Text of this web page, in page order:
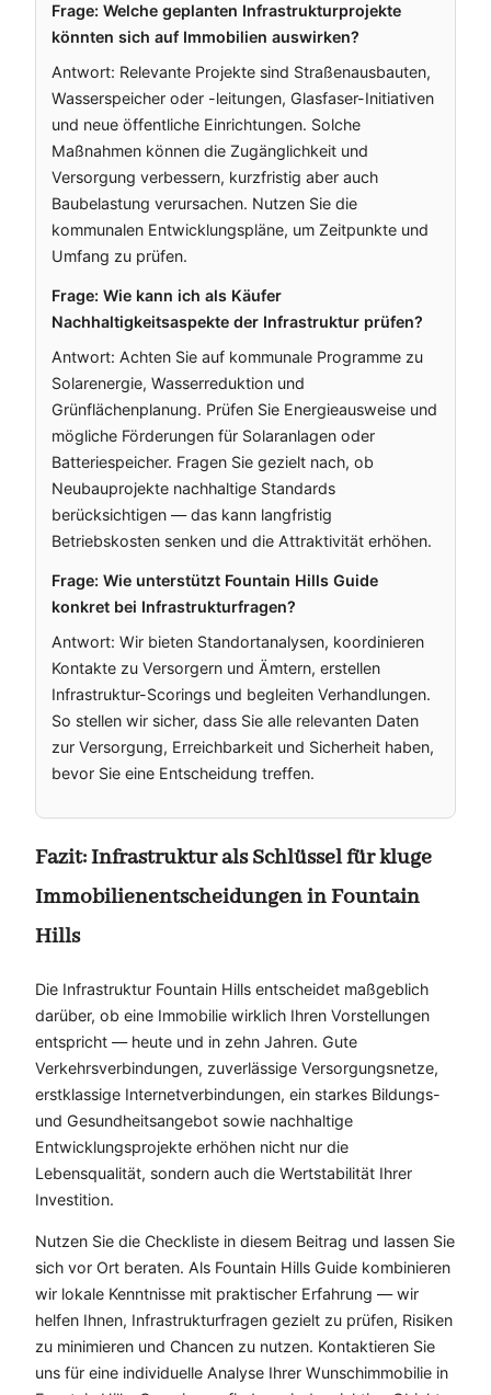
Frage: Welche geplanten Infrastrukturprojekte
könnten sich auf Immobilien auswirken?
Antwort: Relevante Projekte sind Straßenausbauten,
Wasserspeicher oder -leitungen, Glasfaser-Initiativen
und neue öffentliche Einrichtungen. Solche
Maßnahmen können die Zugänglichkeit und
Versorgung verbessern, kurzfristig aber auch
Baubelastung verursachen. Nutzen Sie die
kommunalen Entwicklungspläne, um Zeitpunkte und
Umfang zu prüfen.
Frage: Wie kann ich als Käufer
Nachhaltigkeitsaspekte der Infrastruktur prüfen?
Antwort: Achten Sie auf kommunale Programme zu
Solarenergie, Wasserreduktion und
Grünflächenplanung. Prüfen Sie Energieausweise und
mögliche Förderungen für Solaranlagen oder
Batteriespeicher. Fragen Sie gezielt nach, ob
Neubauprojekte nachhaltige Standards
berücksichtigen — das kann langfristig
Betriebskosten senken und die Attraktivität erhöhen.
Frage: Wie unterstützt Fountain Hills Guide
konkret bei Infrastrukturfragen?
Antwort: Wir bieten Standortanalysen, koordinieren
Kontakte zu Versorgern und Ämtern, erstellen
Infrastruktur-Scorings und begleiten Verhandlungen.
So stellen wir sicher, dass Sie alle relevanten Daten
zur Versorgung, Erreichbarkeit und Sicherheit haben,
bevor Sie eine Entscheidung treffen.
Fazit: Infrastruktur als Schlüssel für kluge
Immobilienentscheidungen in Fountain
Hills
Die Infrastruktur Fountain Hills entscheidet maßgeblich
darüber, ob eine Immobilie wirklich Ihren Vorstellungen
entspricht — heute und in zehn Jahren. Gute
Verkehrsverbindungen, zuverlässige Versorgungsnetze,
erstklassige Internetverbindungen, ein starkes Bildungs-
und Gesundheitsangebot sowie nachhaltige
Entwicklungsprojekte erhöhen nicht nur die
Lebensqualität, sondern auch die Wertstabilität Ihrer
Investition.
Nutzen Sie die Checkliste in diesem Beitrag und lassen Sie
sich vor Ort beraten. Als Fountain Hills Guide kombinieren
wir lokale Kenntnisse mit praktischer Erfahrung — wir
helfen Ihnen, Infrastrukturfragen gezielt zu prüfen, Risiken
zu minimieren und Chancen zu nutzen. Kontaktieren Sie
uns für eine individuelle Analyse Ihrer Wunschimmobilie in